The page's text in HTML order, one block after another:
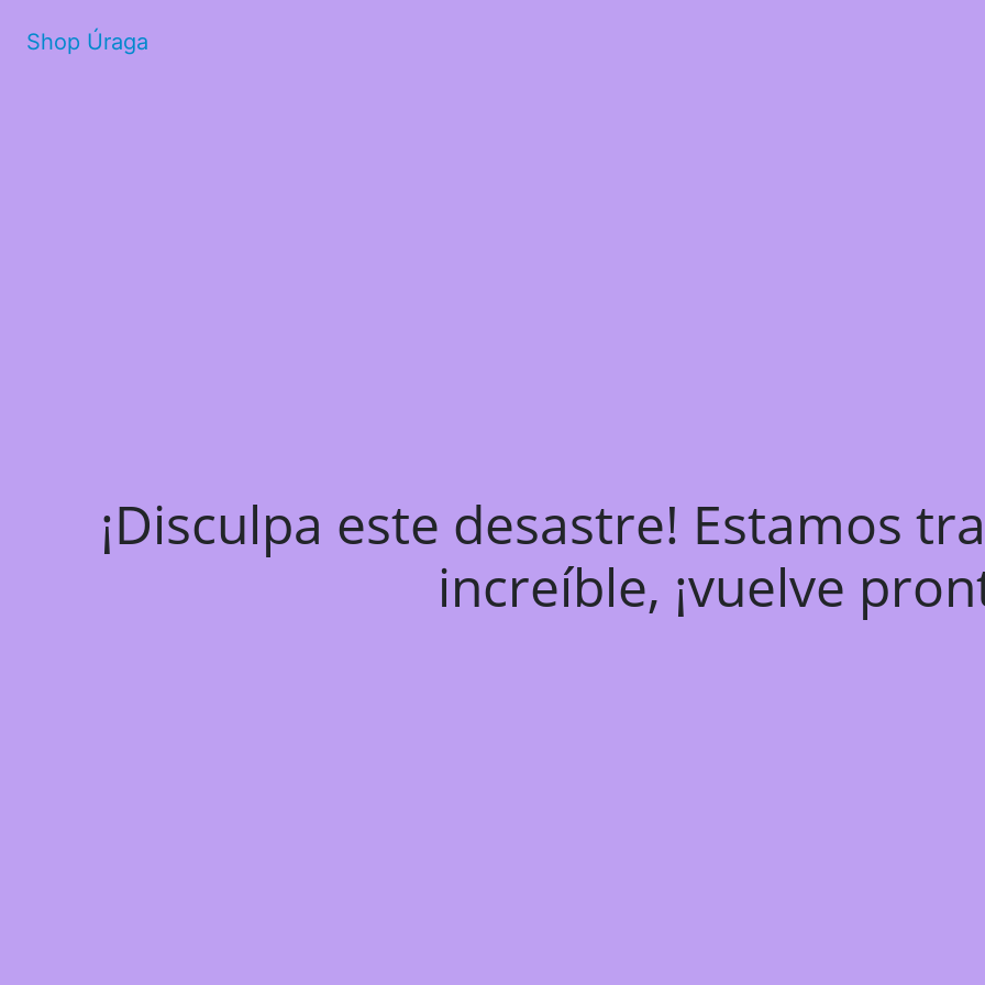
Shop Úraga
¡Disculpa este desastre! Estamos
increíble, ¡vuelve